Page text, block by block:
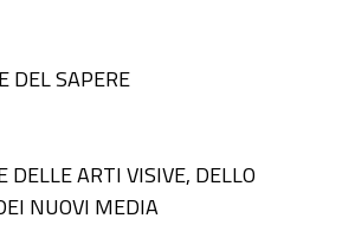
DEL SAPERE
DELLE ARTI VISIVE, DELLO
NUOVI MEDIA